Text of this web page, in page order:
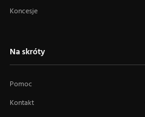
Koncesje
Na skróty
Pomoc
Kontakt